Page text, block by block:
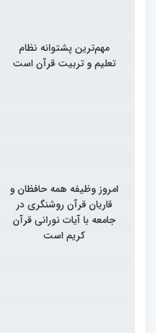
مهم‌ترین پشتوانه نظام
تعلیم و تربیت قرآن است
امروز وظیفه همه حافظان و
قاریان قرآن روشنگری در
جامعه با آیات نورانی قرآن
کریم است